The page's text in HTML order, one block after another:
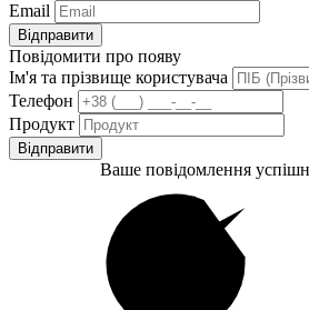
Email
Відправити
Повідомити про появу
Ім'я та прізвище користувача
Телефон
Продукт
Відправити
Ваше повідомлення